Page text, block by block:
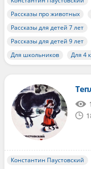
Рассказы про животных
Рассказы для детей 7 лет
Рассказы для детей 9 лет
Для школьников
Для 4
Константин Паустовский